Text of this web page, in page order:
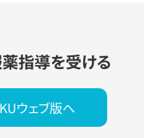
指導を受ける
ウェブ版へ